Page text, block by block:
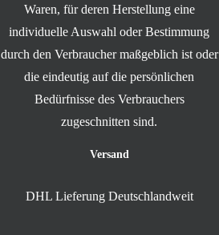
Waren, für deren Herstellung eine
individuelle Auswahl oder Bestimmung
durch den Verbraucher maßgeblich ist oder
die eindeutig auf die persönlichen
Bedürfnisse des Verbrauchers
zugeschnitten sind.
Versand
DHL Lieferung Deutschlandweit